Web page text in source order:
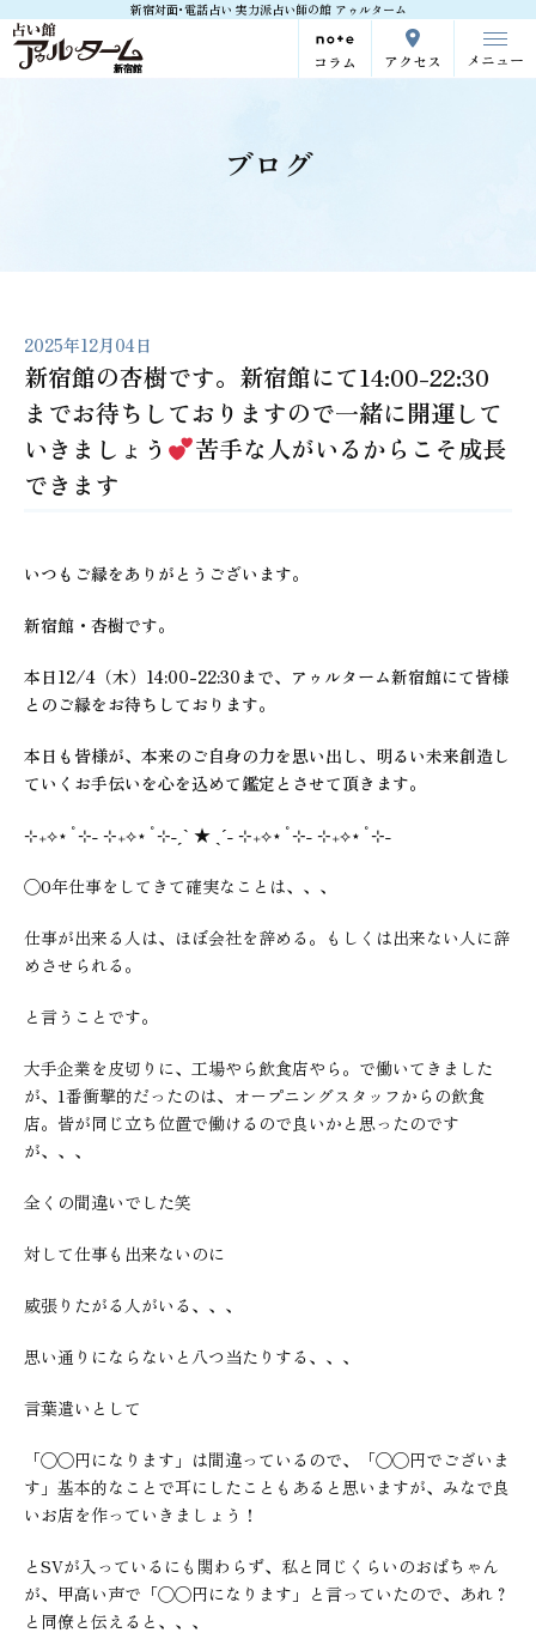
新宿対面･電話占い 実力派占い師の館 アゥルターム
コラム アクセス メニュー
ブログ
2025年12月04日
新宿館の杏樹です。新宿館にて14:00-22:30
までお待ちしておりますので一緒に開運して
いきましょう
苦手な人がいるからこそ成長
できます
いつもご縁をありがとうございます。
新宿館・杏樹です。
本日12/4（木）14:00-22:30まで、アゥルターム新宿館にて皆様
とのご縁をお待ちしております。
本日も皆様が、本来のご自身の力を思い出し、明るい未来創造し
ていくお手伝いを心を込めて鑑定とさせて頂きます。
⊹₊⟡⋆˚⊹˗ ⊹₊⟡⋆˚⊹˗ˏˋ ★ ˎˊ˗ ⊹₊⟡⋆˚⊹˗ ⊹₊⟡⋆˚⊹˗
◯0年仕事をしてきて確実なことは、、、
仕事が出来る人は、ほぼ会社を辞める。もしくは出来ない人に辞
めさせられる。
と言うことです。
大手企業を皮切りに、工場やら飲食店やら。で働いてきました
が、1番衝撃的だったのは、オープニングスタッフからの飲食
店。皆が同じ立ち位置で働けるので良いかと思ったのです
が、、、
全くの間違いでした笑
対して仕事も出来ないのに
威張りたがる人がいる、、、
思い通りにならないと八つ当たりする、、、
言葉遣いとして
「◯◯円になります」は間違っているので、「◯◯円でございま
す」基本的なことで耳にしたこともあると思いますが、みなで良
いお店を作っていきましょう！
とSVが入っているにも関わらず、私と同じくらいのおばちゃん
が、甲高い声で「◯◯円になります」と言っていたので、あれ？
と同僚と伝えると、、、